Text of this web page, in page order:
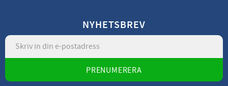
NYHETSBREV
PRENUMERERA